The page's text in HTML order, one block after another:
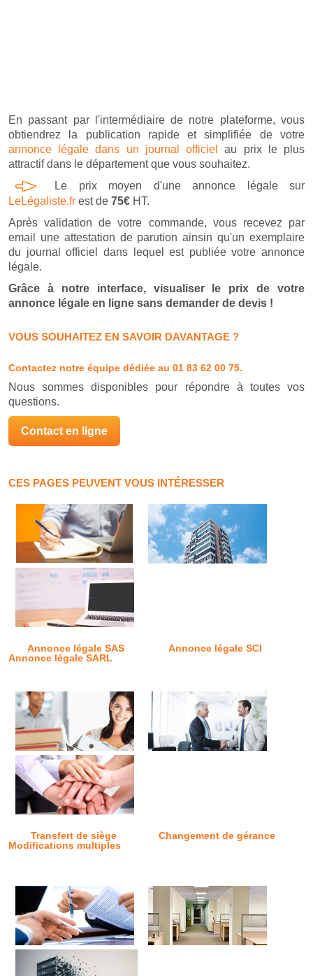
En passant par l'intermédiaire de notre plateforme, vous
obtiendrez la publication rapide et simplifiée de votre
annonce légale dans un journal officiel
au prix le plus
attractif dans le département que vous souhaitez.
Le prix moyen d'une annonce légale sur
LeLégaliste.fr est de 75€ HT.
Après validation de votre commande, vous recevez par
email une attestation de parution ainsin qu'un exemplaire
du journal officiel dans lequel est publiée votre annonce
légale.
Grâce à notre interface, visualiser le prix de votre
annonce légale en ligne sans demander de devis !
VOUS SOUHAITEZ EN SAVOIR DAVANTAGE ?
Contactez notre équipe dédiée au 01 83 62 00 75.
Nous sommes disponibles pour répondre à toutes vos
questions.
Contact en ligne
CES PAGES PEUVENT VOUS INTÉRESSER
Annonce légale SAS
Annonce légale SCI
Annonce légale SARL
Transfert de siège
Changement de gérance
Modifications multiples